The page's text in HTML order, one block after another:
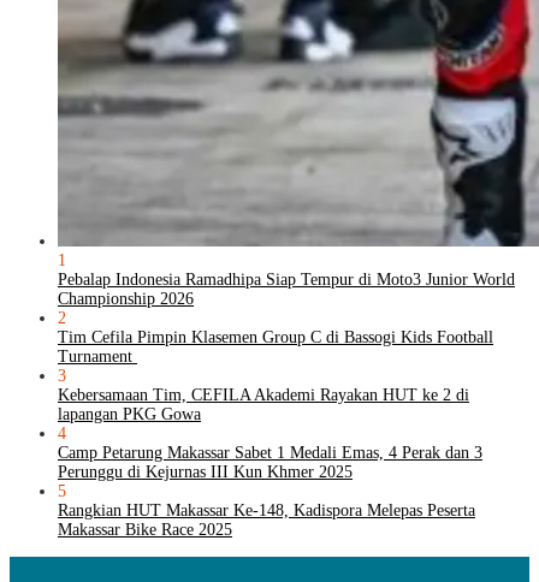
1
Pebalap Indonesia Ramadhipa Siap Tempur di Moto3 Junior World
Championship 2026
2
Tim Cefila Pimpin Klasemen Group C di Bassogi Kids Football
Turnament
3
Kebersamaan Tim, CEFILA Akademi Rayakan HUT ke 2 di
lapangan PKG Gowa
4
Camp Petarung Makassar Sabet 1 Medali Emas, 4 Perak dan 3
Perunggu di Kejurnas III Kun Khmer 2025
5
Rangkian HUT Makassar Ke-148, Kadispora Melepas Peserta
Makassar Bike Race 2025